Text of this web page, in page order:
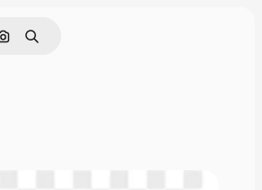
Rechercher par image
Rechercher